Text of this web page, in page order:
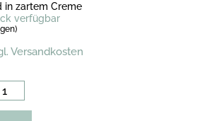
in zartem Creme
verfügbar
Versandkosten